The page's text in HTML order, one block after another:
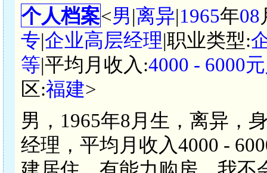
个人档案<男|离异|1965年08
专|企业高层经理|职业类型:
等|平均月收入:4000 - 6000
区:福建>
男，1965年8月生，离异，
经理，平均月收入4000 -